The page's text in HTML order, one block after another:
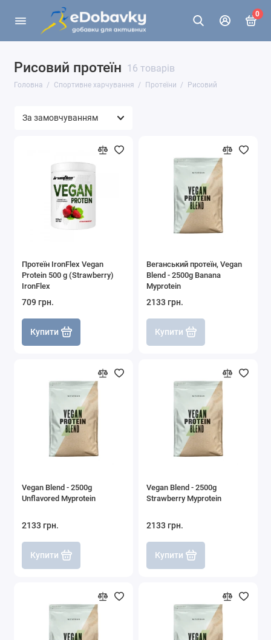
0
Рисовий протеїн 16 товарів
Головна Спортивне харчування Протеїни Рисовий
Протеїн IronFlex Vegan
Protein 500 g (Strawberry)
IronFlex
709 грн.
Купити
Веганський протеїн, Vegan
Blend - 2500g Banana
Myprotein
2133 грн.
Купити
Vegan Blend - 2500g
Unflavored Myprotein
2133 грн.
Купити
Vegan Blend - 2500g
Strawberry Myprotein
2133 грн.
Купити